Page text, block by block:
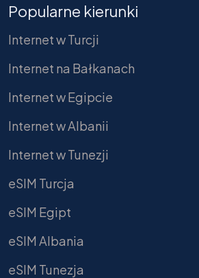
Popularne kierunki
Internet w Turcji
Internet na Bałkanach
Internet w Egipcie
Internet w Albanii
Internet w Tunezji
eSIM Turcja
eSIM Egipt
eSIM Albania
eSIM Tunezja